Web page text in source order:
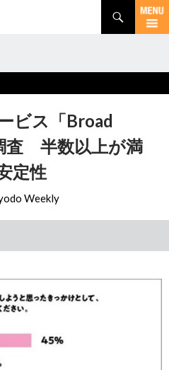
ビス「Broad
査 半数以上が満
定性
Weekly